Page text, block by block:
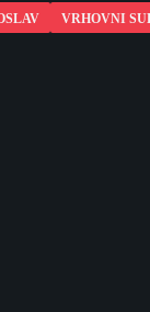
VRHOVNI